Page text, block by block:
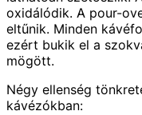
oxidálódik. A pour-
eltűnik. Minden
ezért bukik el a
mögött.
Négy ellenség
kávézókban: